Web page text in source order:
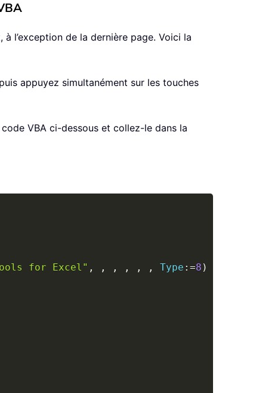
l’exception de la dernière page. Voici la
appuyez simultanément sur les touches
VBA ci-dessous et collez-le dans la
for Excel" , , , , , , Type : =8 )